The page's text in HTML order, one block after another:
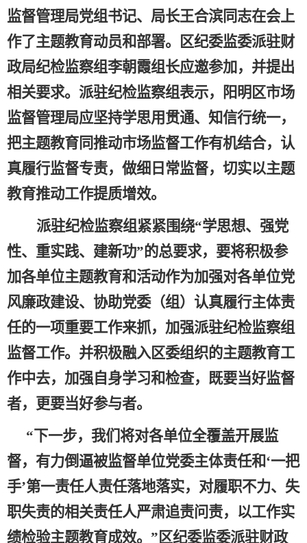
监督管理局党组书记、局长王合滨同志在会上
作了主题教育动员和部署。
区纪委监委派驻财
政局纪检监察组李朝霞组长应邀参加 ，并提出
相关要求。派驻纪检监察组表示，阳明区市场
监督管理局应坚持学思用贯通、知信行统一，
把主题教育同推动市场监督工作有机结合，认
真履行监督专责，做细日常监督，切实以主题
教育推动工作提质增效。
派驻纪检监察组紧紧围绕“学思想、强党
性、重实践、建新功”的总要求， 要将积极参
加各单位主题教育和活动作为加强对各单位党
风廉政建设、协助党委（组）认真履行主体责
任的一项重要工作来抓，加强派驻纪检监察组
监督工作。并积极融入区委组织的主题教育工
作中去，加强自身学习和检查，既要当好监督
者，更要当好参与者。
“下一步，我们将对各单位全覆盖开展监
督，有力倒逼被监督单位党委主体责任和‘一把
手’第一责任人责任落地落实，对履职不力、失
职失责的相关责任人严肃追责问责，以工作实
绩检验主题教育成效。 ”区纪委监委派驻财政